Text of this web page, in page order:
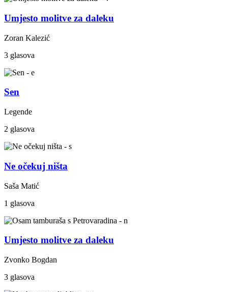
Umjesto molitve za daleku
Zoran Kalezić
3 glasova
Sen
Legende
2 glasova
Ne očekuj ništa
Saša Matić
1 glasova
Umjesto molitve za daleku
Zvonko Bogdan
3 glasova